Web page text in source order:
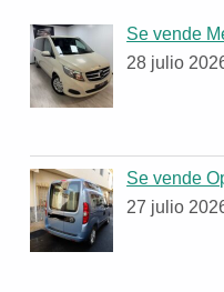
Se vende
28 julio
Se vende
27 julio